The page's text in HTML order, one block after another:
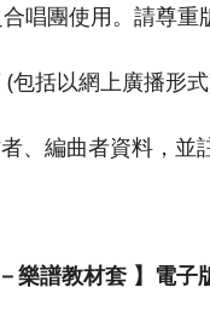
唱團使用。請尊重
包括以網上廣播形
、編曲者資料，並
樂譜教材套 】電子